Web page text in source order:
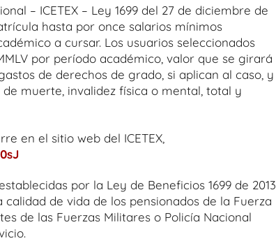
– ICETEX – Ley 1699 del 27 de diciembre de
hasta por once salarios mínimos
a cursar. Los usuarios seleccionados
por período académico, valor que se girará
de derechos de grado, si aplican al caso, y
muerte, invalidez física o mental, total y
en el sitio web del ICETEX,
por la Ley de Beneficios 1699 de 2013,
de vida de los pensionados de la Fuerza
de las Fuerzas Militares o Policía Nacional